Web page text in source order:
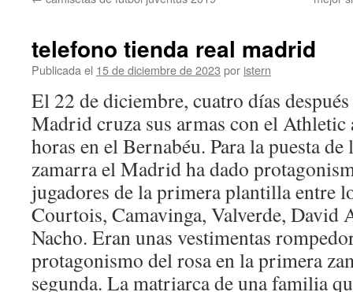
telefono tienda real madrid
Publicada el 15 de diciembre de 2023 por istern
El 22 de diciembre, cuatro días
Madrid cruza sus armas con el Athletic
horas en el Bernabéu. Para la puesta de
zamarra el Madrid ha dado
jugadores de la primera plantilla entre
Courtois, Camavinga, Valverde, David
Nacho. Eran unas vestimentas
protagonismo del rosa en la primera
segunda. La matriarca de una familia